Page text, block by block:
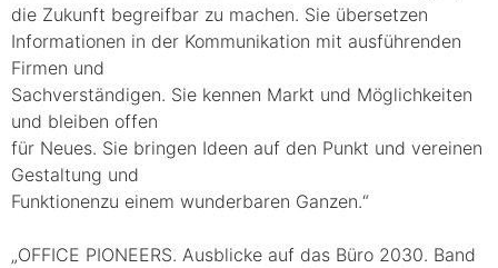
die Zukunft begreifbar zu machen. Sie übersetzen
Informationen in der Kommunikation mit ausführenden
Firmen und
Sachverständigen. Sie kennen Markt und Möglichkeiten
und bleiben offen
für Neues. Sie bringen Ideen auf den Punkt und vereinen
Gestaltung und
Funktionenzu einem wunderbaren Ganzen.“
„OFFICE PIONEERS. Ausblicke auf das Büro 2030. Band